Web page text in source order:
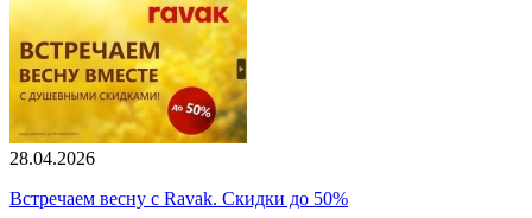
28.04.2026
Встречаем весну с Ravak. Скидки до 50%